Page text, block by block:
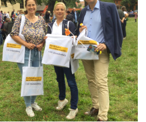
MEIN WAHLKREIS
ZIELE
Redebeiträge
Anträge CDU
Kleine Anfragen
CDU Deutschland